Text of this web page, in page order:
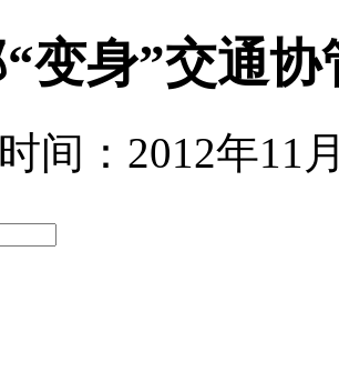
变身”交通
间：2012年11